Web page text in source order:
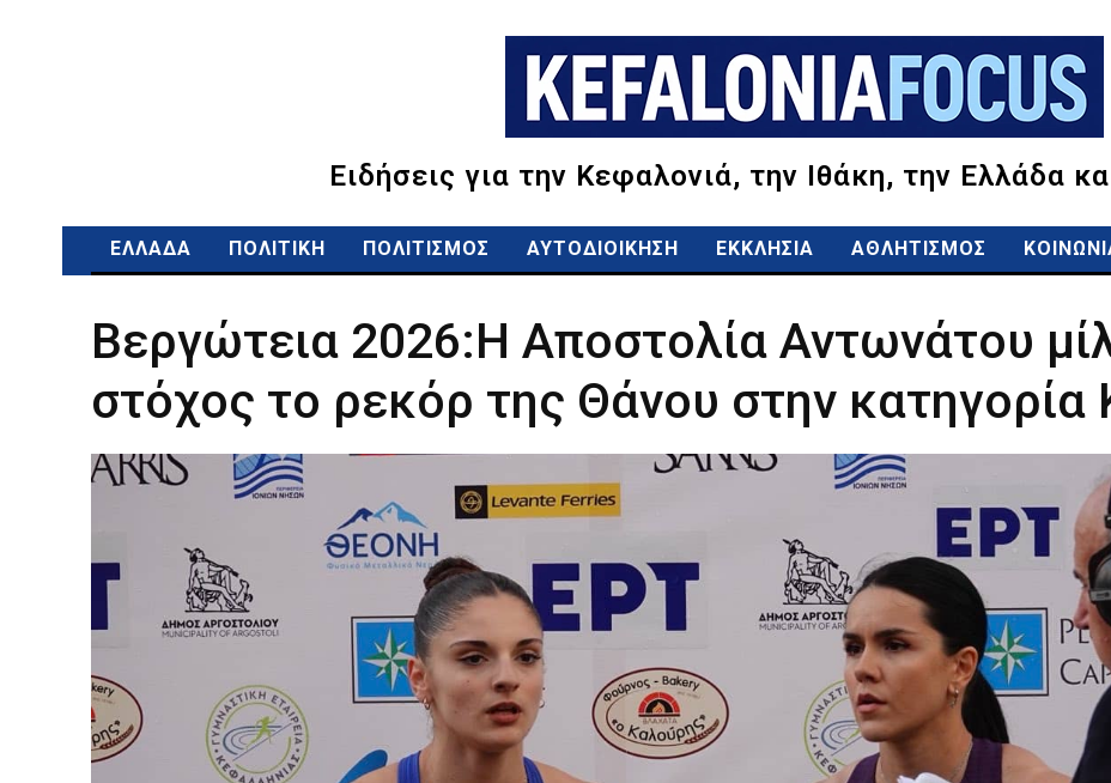
Ειδήσεις για την Κεφαλονιά, την Ιθάκη, την Ελλάδα
ΕΛΛΑΔΑ ΠΟΛΙΤΙΚΗ ΠΟΛΙΤΙΣΜΟΣ ΑΥΤΟΔΙΟΙΚΗΣΗ ΕΚΚΛΗΣΙΑ ΑΘΛΗΤΙΣΜΟΣ
Βεργώτεια 2026:Η Αποστολία Αντωνάτου
στόχος το ρεκόρ της Θάνου στην κατηγορία